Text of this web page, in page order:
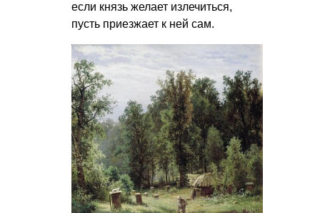
если князь желает излечиться,
пусть приезжает к ней сам.